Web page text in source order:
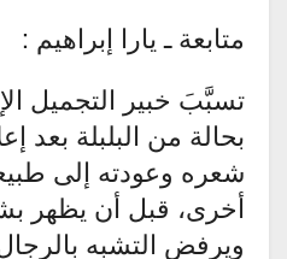
متابعة ـ يارا إبراهيم :
تسبَّبَ خبير التجميل
بحالة من البلبلة بعد
شعره وعودته إلى
أخرى، قبل أن يظهر
ويرفض التشبه